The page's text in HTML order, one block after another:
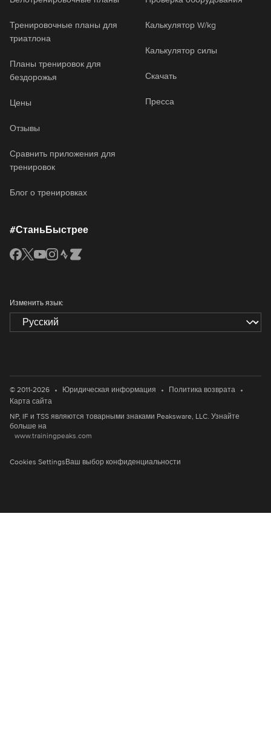
Тренировочные планы для
триатлона
Планы тренировок для
бездорожья
Цены
Отзывы
Сравнить приложения для
тренировок
Блог о тренировках
Калькулятор W/kg
Калькулятор силы
Скачать
Пресса
#СтаньБыстрее
Изменить язык:
© 2011-2026 • Юридическая информация • Политика возврата •
Карта сайта
NP, IF и TSS являются товарными знаками Peaksware, LLC. Узнайте
больше на
www.trainingpeaks.com
Cookies SettingsВаш выбор конфиденциальности